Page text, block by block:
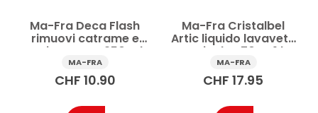
Ma-Fra Deca Flash
rimuovi catrame e
resina spray 250 ml
MA-FRA
CHF 10.90
Ma-Fra Cristalbel
Artic liquido lavavetri
antigelo -70°C 1 l
MA-FRA
CHF 17.95